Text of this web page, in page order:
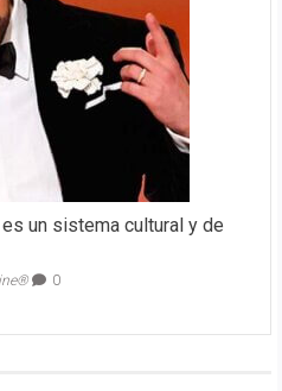
un sistema cultural y de
0